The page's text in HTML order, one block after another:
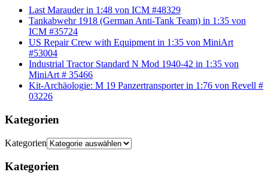
Last Marauder in 1:48 von ICM #48329
Tankabwehr 1918 (German Anti-Tank Team) in 1:35 von
ICM #35724
US Repair Crew with Equipment in 1:35 von MiniArt
#53004
Industrial Tractor Standard N Mod 1940-42 in 1:35 von
MiniArt # 35466
Kit-Archäologie: M 19 Panzertransporter in 1:76 von Revell #
03226
Kategorien
Kategorien
Kategorien